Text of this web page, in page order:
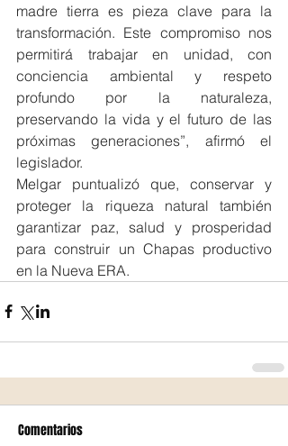
madre tierra es pieza clave para la
transformación. Este compromiso nos
permitirá trabajar en unidad, con
conciencia ambiental y respeto
profundo por la naturaleza,
preservando la vida y el futuro de las
próximas generaciones”, afirmó el
legislador.
Melgar puntualizó que, conservar y
proteger la riqueza natural también
garantizar paz, salud y prosperidad
para construir un Chapas productivo
en la Nueva ERA.
Comentarios